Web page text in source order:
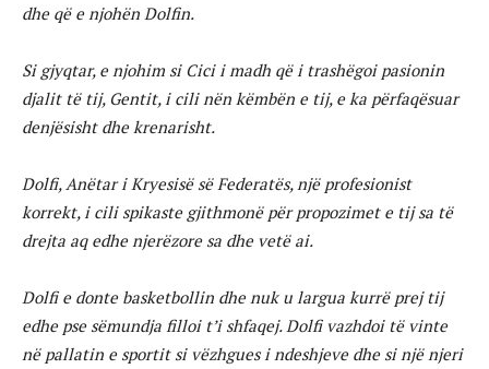
dhe që e njohën Dolfin.
Si gjyqtar, e njohim si Cici i madh që i trashëgoi pasionin
djalit të tij, Gentit, i cili nën këmbën e tij, e ka përfaqësuar
denjësisht dhe krenarisht.
Dolfi, Anëtar i Kryesisë së Federatës, një profesionist
korrekt, i cili spikaste gjithmonë për propozimet e tij sa të
drejta aq edhe njerëzore sa dhe vetë ai.
Dolfi e donte basketbollin dhe nuk u largua kurrë prej tij
edhe pse sëmundja filloi t’i shfaqej. Dolfi vazhdoi të vinte
në pallatin e sportit si vëzhgues i ndeshjeve dhe si një njeri